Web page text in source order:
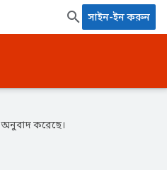
সাইন-ইন করুন
অনুবাদ করেছে।